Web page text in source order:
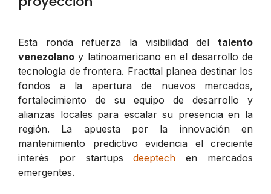
Esta ronda refuerza la visibilidad del talento
venezolano y latinoamericano en el desarrollo de
tecnología de frontera. Fracttal planea destinar los
fondos a la apertura de nuevos mercados,
fortalecimiento de su equipo de desarrollo y
alianzas locales para escalar su presencia en la
región. La apuesta por la innovación en
mantenimiento predictivo evidencia el creciente
interés por startupsdeeptech en mercados
emergentes.